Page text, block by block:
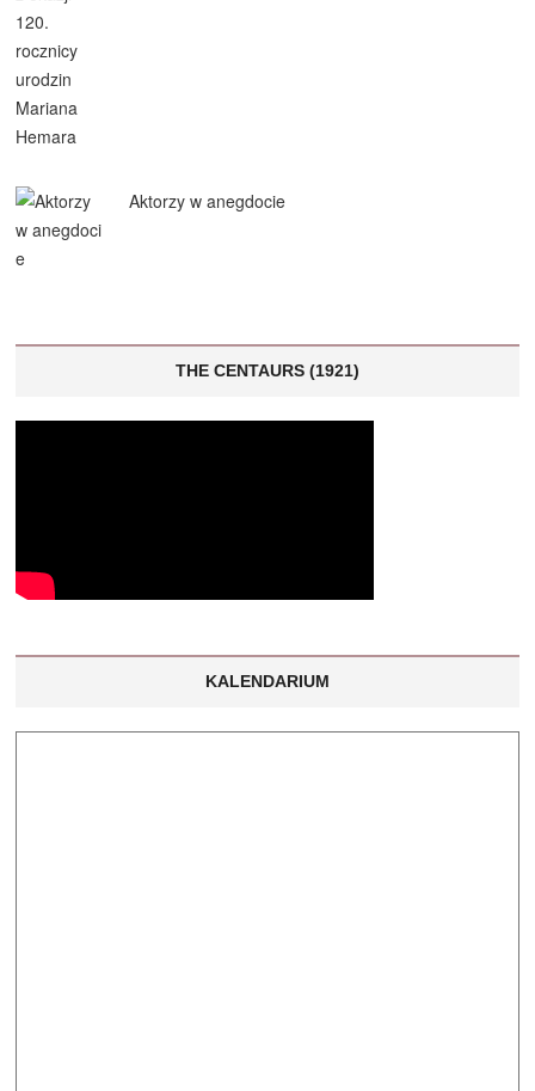
Aktorzy w anegdocie
THE CENTAURS (1921)
KALENDARIUM